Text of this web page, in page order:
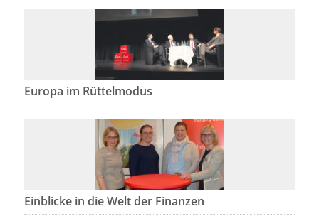
Europa im Rüttelmodus
Einblicke in die Welt der Finanzen